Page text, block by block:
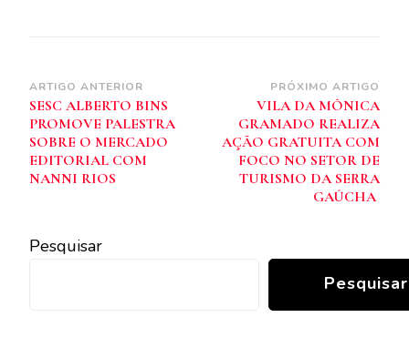
Navegação
de
post
ARTIGO ANTERIOR
SESC ALBERTO BINS
PROMOVE PALESTRA
SOBRE O MERCADO
EDITORIAL COM
NANNI RIOS
PRÓXIMO ARTIGO
VILA DA MÔNICA
GRAMADO REALIZA
AÇÃO GRATUITA COM
FOCO NO SETOR DE
TURISMO DA SERRA
GAÚCHA
Pesquisar
Pesquisar